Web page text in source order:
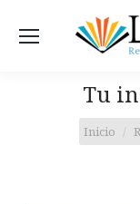
Tu
Estás
Inicio